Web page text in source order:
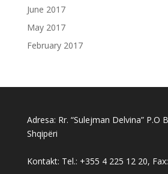
June 2017
May 2017
February 2017
Adresa: Rr. “Sulejman Delvina” P.O
Shqipëri
Kontakt: Tel.: +355 4 225 12 20,